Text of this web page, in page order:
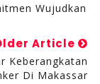
Wujudkan
Article
Keberangkatan
Di Makassar